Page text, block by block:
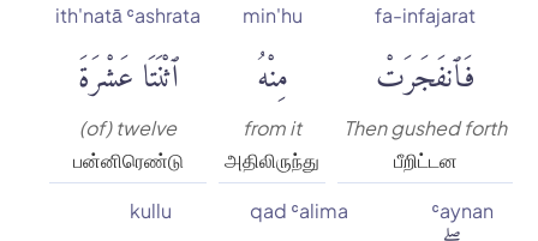
fa-infajarat
فَٱنفَجَرَتْ
Then gushed forth
பீறிட்டன
min'hu
مِنْهُ
from it
அதிலிருந்து
ith'natā ʿashrata
ٱثْنَتَا عَشْرَةَ
(of) twelve
பன்னிரெண்டு
ʿaynan
qad ʿalima
kullu